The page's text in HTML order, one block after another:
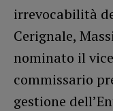
irrevocabilità
Cerignale,
nominato il
commissario
gestione